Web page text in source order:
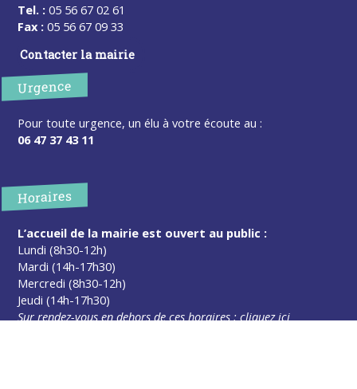
Tel. : 05 56 67 02 61
Fax : 05 56 67 09 33
Contacter la mairie
Urgence
Pour toute urgence, un élu à votre écoute au :
06 47 37 43 11
Horaires
L’accueil de la mairie est ouvert au public :
Lundi (8h30-12h)
Mardi (14h-17h30)
Mercredi (8h30-12h)
Jeudi (14h-17h30)
Sur rendez-vous en dehors de ces horaires :cliquez ici